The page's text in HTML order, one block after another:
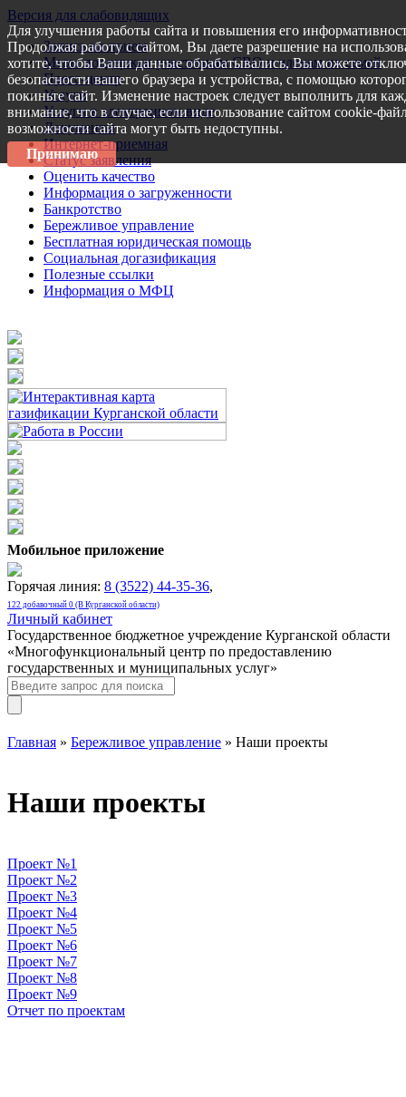
Версия для слабовидящих
Запись на прием
Меры поддержки участникам СВО и членам их семей
Пресс-центр
Услуги
Услуги в электронном виде
Документы
Интернет-приемная
Статус заявления
Оценить качество
Информация о загруженности
Банкротство
Бережливое управление
Бесплатная юридическая помощь
Социальная догазификация
Полезные ссылки
Информация о МФЦ
Мобильное приложение
Горячая линия: 8 (3522) 44-35-36,
122 добавочный 0 (В Курганской области)
Личный кабинет
Государственное бюджетное учреждение Курганской области
«Многофункциональный центр по предоставлению
государственных и муниципальных услуг»
Главная » Бережливое управление » Наши проекты
Наши проекты
Проект №1
Проект №2
Проект №3
Проект №4
Проект №5
Проект №6
Проект №7
Проект №8
Проект №9
Отчет по проектам
Для улучшения работы сайта и повышения его
Продолжая работу с сайтом, Вы даете разрешение на
хотите, чтобы Ваши данные обрабатывались, Вы можете
безопасности вашего браузера и устройства, с помощью
покиньте сайт. Изменение настроек следует выполнить для
внимание, что в случае, если использование сайтом cookie-
возможности сайта могут быть недоступны.
Принимаю